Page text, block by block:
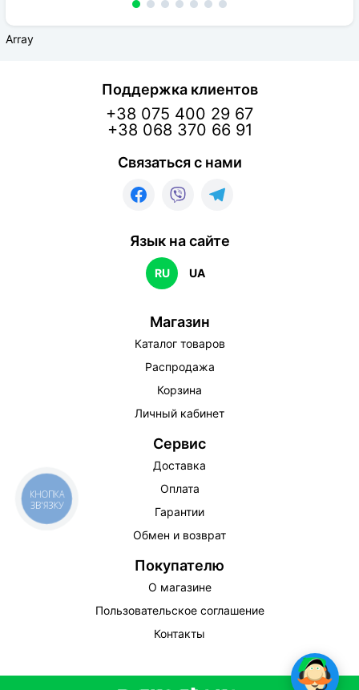
Array
Поддержка клиентов
+38 075 400 29 67
+38 068 370 66 91
Связаться с нами
Язык на сайте
RU UA
Магазин
Каталог товаров
Распродажа
Корзина
Личный кабинет
Сервис
Доставка
Оплата
Гарантии
Обмен и возврат
Покупателю
О магазине
Пользовательское соглашение
Контакты
КНОПКА
ЗВ'ЯЗКУ